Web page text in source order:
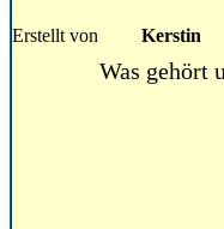
Erstellt von Kerstin
Was gehört